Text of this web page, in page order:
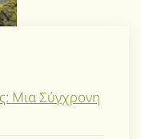
Μια Σύγχρονη